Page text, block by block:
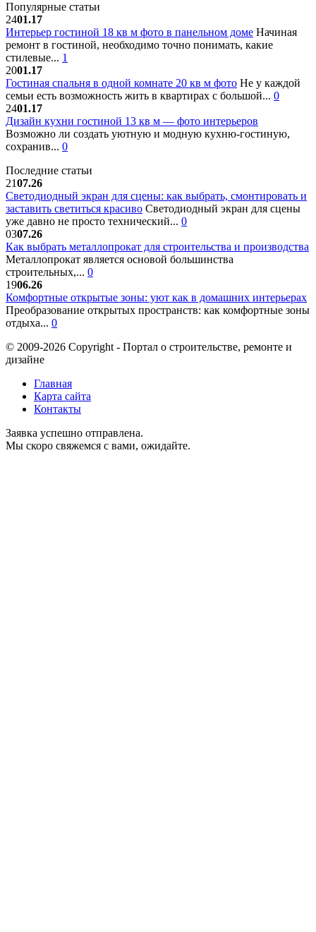
Популярные статьи
2401.17
Интерьер гостиной 18 кв м фото в панельном доме Начиная
ремонт в гостиной, необходимо точно понимать, какие
стилевые... 1
2001.17
Гостиная спальня в одной комнате 20 кв м фото Не у каждой
семьи есть возможность жить в квартирах с большой... 0
2401.17
Дизайн кухни гостиной 13 кв м — фото интерьеров
Возможно ли создать уютную и модную кухню-гостиную,
сохранив... 0
Последние статьи
2107.26
Светодиодный экран для сцены: как выбрать, смонтировать и
заставить светиться красиво Светодиодный экран для сцены
уже давно не просто технический... 0
0307.26
Как выбрать металлопрокат для строительства и производства
Металлопрокат является основой большинства
строительных,... 0
1906.26
Комфортные открытые зоны: уют как в домашних интерьерах
Преобразование открытых пространств: как комфортные зоны
отдыха... 0
© 2009-2026 Copyright - Портал о строительстве, ремонте и
дизайне
Главная
Карта сайта
Контакты
Заявка успешно отправлена.
Мы скоро свяжемся с вами, ожидайте.